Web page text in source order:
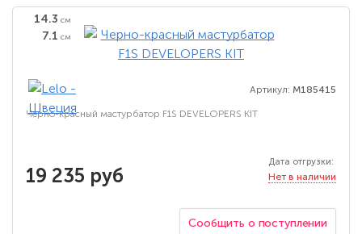
14.3 см
7.1 см
Артикул: M185415
Черно-красный мастурбатор F1S DEVELOPERS KIT
19 235 руб
Дата отгрузки:
Нет в наличии
Сообщить о поступлении